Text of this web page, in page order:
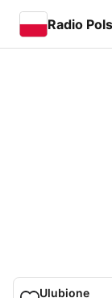
Radio
Ulubione